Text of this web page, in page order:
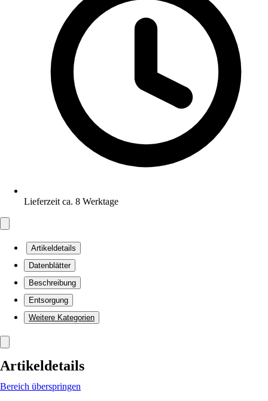
Lieferzeit ca. 8 Werktage
Artikeldetails
Datenblätter
Beschreibung
Entsorgung
Weitere Kategorien
Artikeldetails
Bereich überspringen